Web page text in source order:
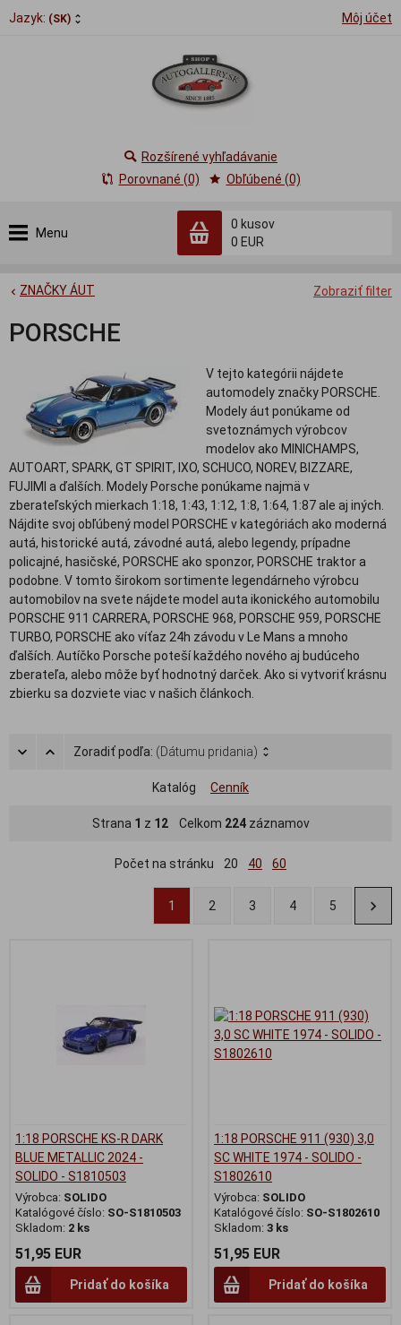
Jazyk: (SK) Môj účet
Menu
0 kusov
0 EUR
Rozšírené vyhľadávanie
Porovnané (0)
Obľúbené (0)
Zobraziť filter
ZNAČKY ÁUT
PORSCHE
V tejto kategórii nájdete
automodely značky PORSCHE.
Modely áut ponúkame od
svetoznámych výrobcov
modelov ako MINICHAMPS,
AUTOART, SPARK, GT SPIRIT, IXO, SCHUCO, NOREV, BIZZARE,
FUJIMI a ďalších. Modely Porsche ponúkame najmä v
zberateľských mierkach 1:18, 1:43, 1:12, 1:8, 1:64, 1:87 ale aj iných.
Nájdite svoj obľúbený model PORSCHE v kategóriách ako moderná
autá, historické autá, závodné autá, alebo legendy, prípadne
policajné, hasičské, PORSCHE ako sponzor, PORSCHE traktor a
podobne. V tomto širokom sortimente legendárneho výrobcu
automobilov na svete nájdete model auta ikonického automobilu
PORSCHE 911 CARRERA, PORSCHE 968, PORSCHE 959, PORSCHE
TURBO, PORSCHE ako víťaz 24h závodu v Le Mans a mnoho
ďalších. Autíčko Porsche poteší každého nového aj budúceho
zberateľa, alebo môže byť hodnotný darček. Ako si vytvoriť krásnu
zbierku sa dozviete viac v našich článkoch.
Zoradiť podľa: (Dátumu pridania)
Katalóg Cenník
Strana 1 z 12Celkom 224záznamov
Počet na stránku 20 40 60
1 2 3 4 5
1:18 PORSCHE KS-R DARK
BLUE METALLIC 2024 -
SOLIDO - S1810503
Výrobca: SOLIDO
Katalógové číslo: SO-S1810503
Skladom: 2 ks
51,95 EUR
Pridať do košíka
1:18 PORSCHE 911 (930) 3,0
SC WHITE 1974 - SOLIDO -
S1802610
Výrobca: SOLIDO
Katalógové číslo: SO-S1802610
Skladom: 3 ks
51,95 EUR
Pridať do košíka